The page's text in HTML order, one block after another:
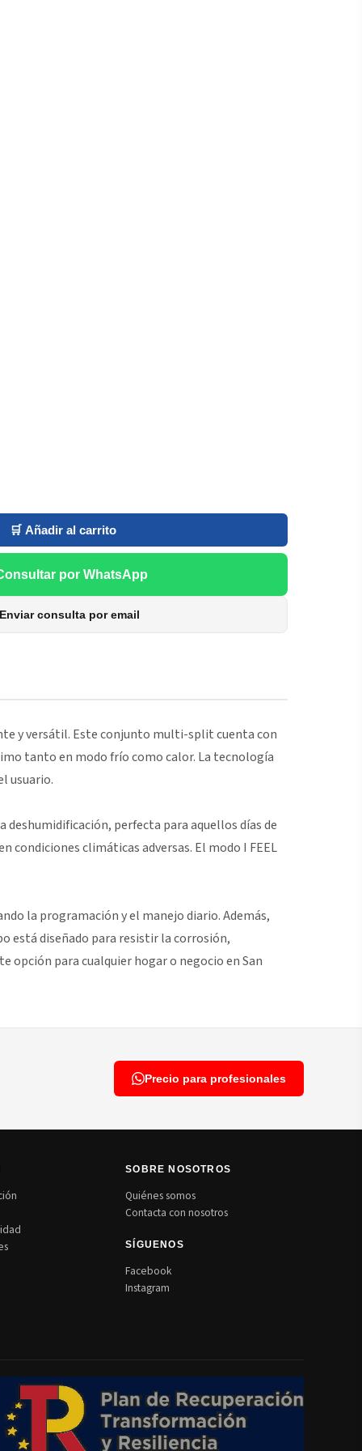
🛒 Añadir al carrito
por WhatsApp
Enviar consulta por email
y versátil. Este conjunto multi-split cuenta con
tanto en modo frío como calor. La tecnología
usuario.
perfecta para aquellos días de
condiciones climáticas adversas. El modo I FEEL
la programación y el manejo diario. Además,
está diseñado para resistir la corrosión,
opción para cualquier hogar o negocio en San
Precio para profesionales
SOBRE NOSOTROS
Quiénes somos
Contacta con nosotros
SÍGUENOS
Facebook
Instagram